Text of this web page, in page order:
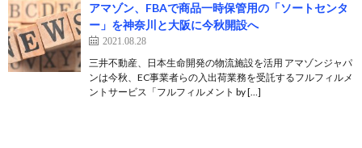
アマゾン、FBAで商品一時保管用の「ソートセンタ
ー」を神奈川と大阪に今秋開設へ
2021.08.28
三井不動産、日本生命開発の物流施設を活用 アマゾンジャパ
ンは今秋、EC事業者らの入出荷業務を受託するフルフィルメ
ントサービス「フルフィルメント by […]